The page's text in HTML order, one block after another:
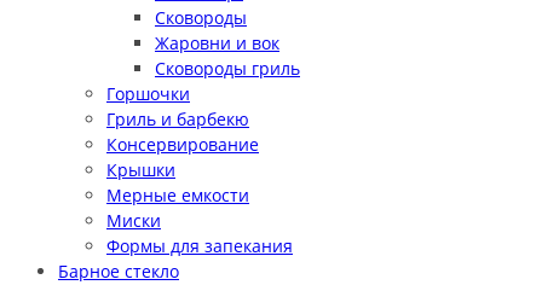
Сковороды
Жаровни и вок
Сковороды гриль
Горшочки
Гриль и барбекю
Консервирование
Крышки
Мерные емкости
Миски
Формы для запекания
Барное стекло